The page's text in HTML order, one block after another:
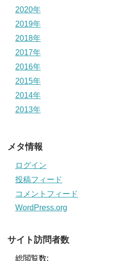
2020年
2019年
2018年
2017年
2016年
2015年
2014年
2013年
メタ情報
ログイン
投稿フィード
コメントフィード
WordPress.org
サイト訪問者数
総閲覧数: